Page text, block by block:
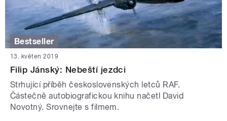
Bestseller
13. květen 2019
Filip Jánský: Nebeští jezdci
Strhující příběh československých letců RAF.
Částečně autobiografickou knihu načetl David
Novotný. Srovnejte s filmem.